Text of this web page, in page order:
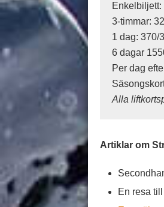
Enkelbiljett:
3-timmar:
1 dag: 370/
6 dagar
Per dag
Alla
Artiklar om
En resa